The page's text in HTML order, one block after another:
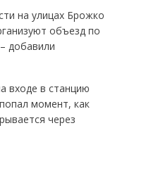
на улицах Брожко
объезд по
добавили
входе в станцию
момент, как
через